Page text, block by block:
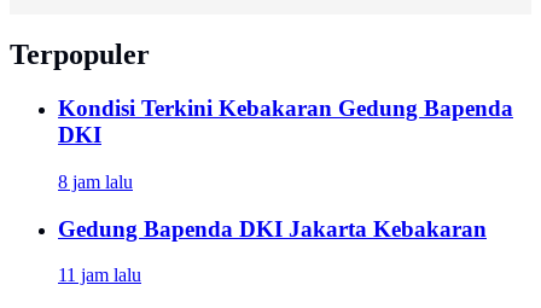
Terpopuler
Kondisi Terkini Kebakaran Gedung Bapenda
DKI
8 jam lalu
Gedung Bapenda DKI Jakarta Kebakaran
11 jam lalu